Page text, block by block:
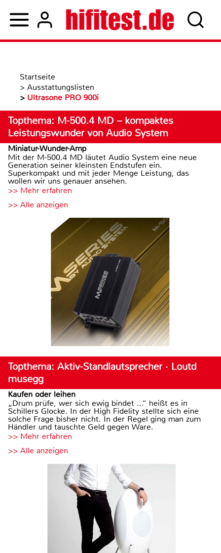
Startseite
> Ausstattungslisten
> Ultrasone PRO 900i
Topthema: M-500.4 MD – kompaktes
Leistungswunder von Audio System
Miniatur-Wunder-Amp
Mit der M-500.4 MD läutet Audio System eine neue
Generation seiner kleinsten Endstufen ein.
Superkompakt und mit jeder Menge Leistung, das
wollen wir uns genauer ansehen.
>> Mehr erfahren
>> Alle anzeigen
Topthema: Aktiv-Standlautsprecher · Loutd
musegg
Kaufen oder leihen
„Drum prüfe, wer sich ewig bindet ...“ heißt es in
Schillers Glocke. In der High Fidelity stellte sich eine
solche Frage bisher nicht. In der Regel ging man zum
Händler und tauschte Geld gegen Ware.
>> Mehr erfahren
>> Alle anzeigen